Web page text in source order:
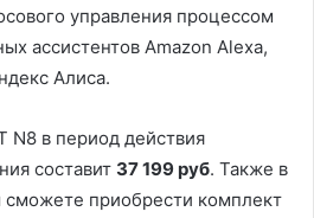
управления процессом
ассистентов Amazon Alexa,
Алиса.
N8 в период действия
составит 37 199 руб. Также в
сможете приобрести комплект